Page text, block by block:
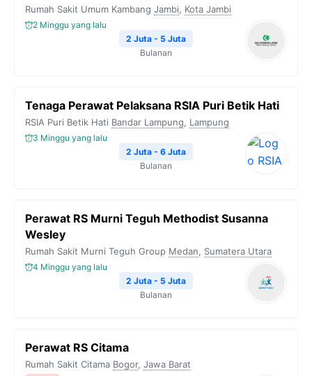
Rumah Sakit Umum Kambang Jambi, Kota Jambi
2 Minggu yang lalu
2 Juta - 5 Juta
Bulanan
Tenaga Perawat Pelaksana RSIA Puri Betik Hati
RSIA Puri Betik Hati Bandar Lampung, Lampung
3 Minggu yang lalu
2 Juta - 6 Juta
Bulanan
Perawat RS Murni Teguh Methodist Susanna
Wesley
Rumah Sakit Murni Teguh Group Medan, Sumatera Utara
4 Minggu yang lalu
2 Juta - 5 Juta
Bulanan
Perawat RS Citama
Rumah Sakit Citama Bogor, Jawa Barat